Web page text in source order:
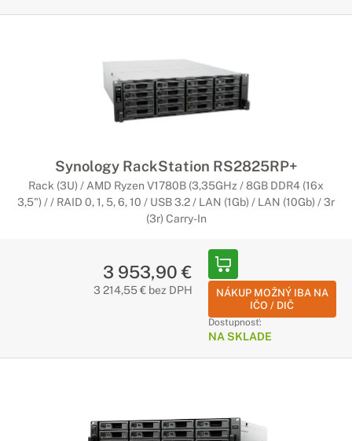
Synology RackStation RS2825RP+
Rack (3U) / AMD Ryzen V1780B (3,35GHz / 8GB DDR4 (16x
3,5") / / RAID 0, 1, 5, 6, 10 / USB 3.2 / LAN (1Gb) / LAN (10Gb) / 3r
(3r) Carry-In
3 953,90 €
3 214,55 € bez DPH
NÁKUP MOŽNÝ IBA NA
IČO / DIČ
Dostupnosť:
NA SKLADE